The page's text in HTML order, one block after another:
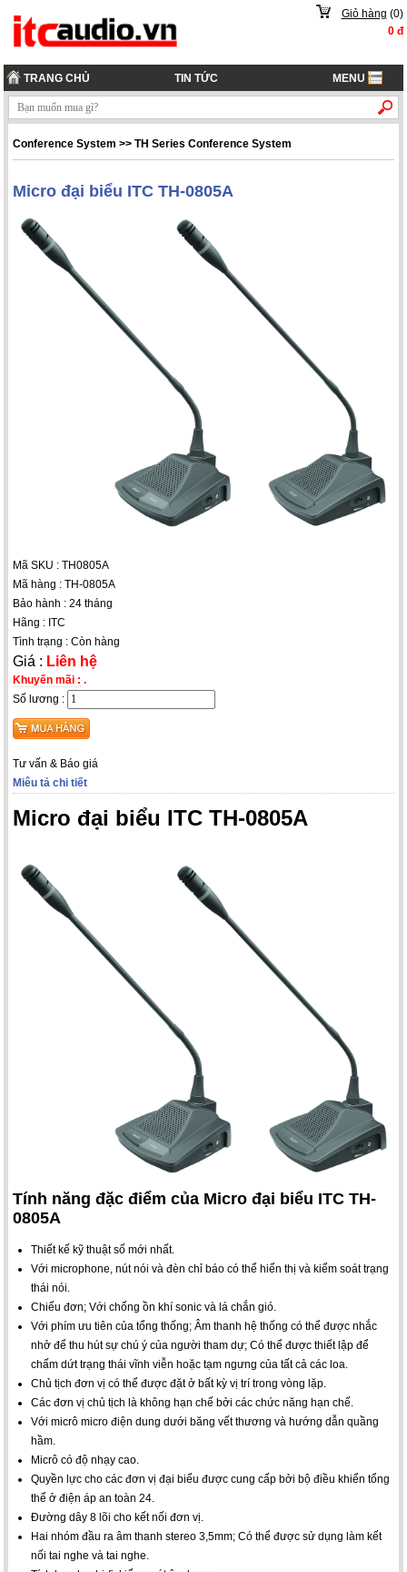
Giỏ hàng (0)
0đ
TRANG CHỦ TIN TỨC MENU
Conference System >>TH Series Conference System
Micro đại biểu ITC TH-0805A
Mã SKU : TH0805A
Mã hàng : TH-0805A
Bảo hành : 24 tháng
Hãng : ITC
Tình trạng : Còn hàng
Giá : Liên hệ
Khuyến mãi : .
Số lương :
Tư vấn & Báo giá
Miêu tả chi tiết
Micro đại biểu ITC TH-0805A
Tính năng đặc điểm của Micro đại biểu ITC TH-
0805A
Thiết kế kỹ thuật số mới nhất.
Với microphone, nút nói và đèn chỉ báo có thể hiển thị và kiểm soát trạng
thái nói.
Chiếu đơn; Với chống ồn khí sonic và lá chắn gió.
Với phím ưu tiên của tổng thống; Âm thanh hệ thống có thể được nhắc
nhở để thu hút sự chú ý của người tham dự; Có thể được thiết lập để
chấm dứt trạng thái vĩnh viễn hoặc tạm ngưng của tất cả các loa.
Chủ tịch đơn vị có thể được đặt ở bất kỳ vị trí trong vòng lặp.
Các đơn vị chủ tịch là không hạn chế bởi các chức năng hạn chế.
Với micrô micro điện dung dưới băng vết thương và hướng dẫn quầng
hầm.
Micrô có độ nhạy cao.
Quyền lực cho các đơn vị đại biểu được cung cấp bởi bộ điều khiển tổng
thể ở điện áp an toàn 24.
Đường dây 8 lõi cho kết nối đơn vị.
Hai nhóm đầu ra âm thanh stereo 3,5mm; Có thể được sử dụng làm kết
nối tai nghe và tai nghe.